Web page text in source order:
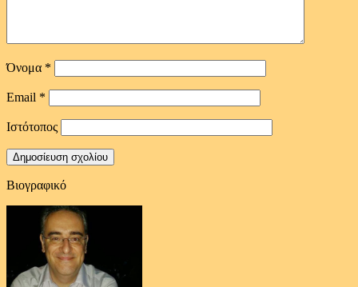
Όνομα *
Email *
Ιστότοπος
Βιογραφικό